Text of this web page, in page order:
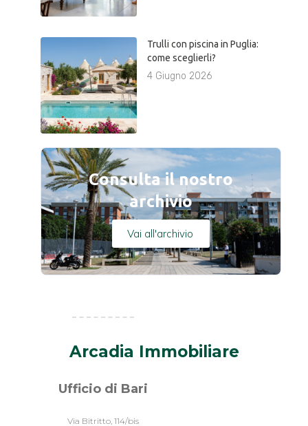
Trulli con piscina in Puglia:
come sceglierli?
4 Giugno 2026
Consulta il nostro
archivio
Vai all'archivio
Arcadia Immobiliare
Ufficio di Bari
Via Bitritto, 114/bis